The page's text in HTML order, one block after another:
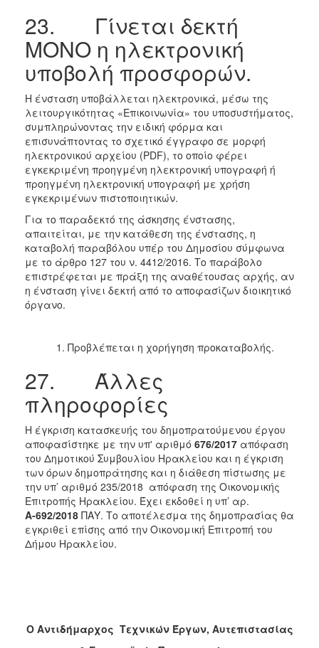
23. Γίνεται δεκτή
ΜΟΝΟ η ηλεκτρονική
υποβολή προσφορών.
Η ένσταση υποβάλλεται ηλεκτρονικά, μέσω της
λειτουργικότητας «Επικοινωνία» του υποσυστήματος,
συμπληρώνοντας την ειδική φόρμα και
επισυνάπτοντας το σχετικό έγγραφο σε μορφή
ηλεκτρονικού αρχείου (PDF), το οποίο φέρει
εγκεκριμένη προηγμένη ηλεκτρονική υπογραφή ή
προηγμένη ηλεκτρονική υπογραφή με χρήση
εγκεκριμένων πιστοποιητικών.
Για το παραδεκτό της άσκησης ένστασης,
απαιτείται, με την κατάθεση της ένστασης, η
καταβολή παραβόλου υπέρ του Δημοσίου σύμφωνα
με το άρθρο 127 του ν. 4412/2016. Το παράβολο
επιστρέφεται με πράξη της αναθέτουσας αρχής, αν
η ένσταση γίνει δεκτή από το αποφασίζων διοικητικό
όργανο.
Προβλέπεται η χορήγηση προκαταβολής.
27. Άλλες
πληροφορίες
Η έγκριση κατασκευής του δημοπρατούμενου έργου
αποφασίστηκε με την υπ' αριθμό 676/2017 απόφαση
του Δημοτικού Συμβουλίου Ηρακλείου και η έγκριση
των όρων δημοπράτησης και η διάθεση πίστωσης με
την υπ’ αριθμό 235/2018 απόφαση της Οικονομικής
Επιτροπής Ηρακλείου. Έχει εκδοθεί η υπ’ αρ.
Α-692/2018 ΠΑΥ. Το αποτέλεσμα της δημοπρασίας θα
εγκριθεί επίσης από την Οικονομική Επιτροπή του
Δήμου Ηρακλείου.
O Aντιδήμαρχος Τεχνικών Έργων, Αυτεπιστασίας